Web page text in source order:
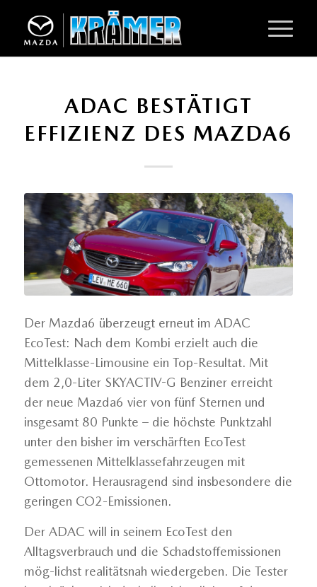
ADAC BESTÄTIGT
EFFIZIENZ DES MAZDA6
Der Mazda6 überzeugt erneut im ADAC
EcoTest: Nach dem Kombi erzielt auch die
Mittelklasse-Limousine ein Top-Resultat. Mit
dem 2,0-Liter SKYACTIV-G Benziner erreicht
der neue Mazda6 vier von fünf Sternen und
insgesamt 80 Punkte – die höchste Punktzahl
unter den bisher im verschärften EcoTest
gemessenen Mittelklassefahrzeugen mit
Ottomotor. Herausragend sind insbesondere die
geringen CO2-Emissionen.
Der ADAC will in seinem EcoTest den
Alltagsverbrauch und die Schadstoffemissionen
mög-lichst realitätsnah wiedergeben. Die Tester